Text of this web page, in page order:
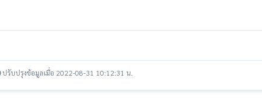
ปรับปรุงข้อมูลเมื่อ 2022-08-31 10:12:31 น.